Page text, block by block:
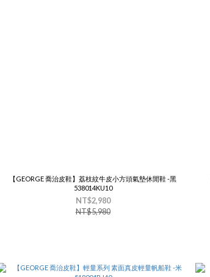
【GEORGE 喬治皮鞋】荔枝紋牛皮小方頭氣墊休閒鞋 -黑
538014KU10
NT$2,980
NT$5,980